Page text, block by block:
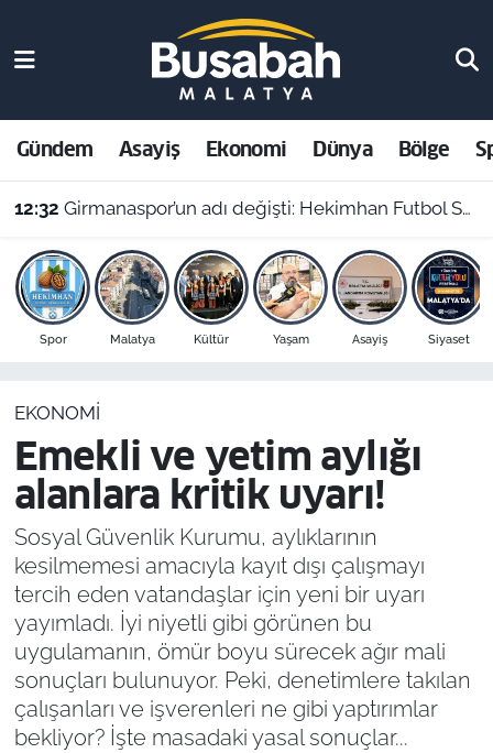
Gündem Asayiş Ekonomi Dünya Bölge
12:32 Girmanaspor’un adı değişti: Hekimhan Futbol Spor Kulübü geliyor
Spor Malatya Kültür Yaşam Asayiş Siyaset
EKONOMI
Emekli ve yetim aylığı
alanlara kritik uyarı!
Sosyal Güvenlik Kurumu, aylıklarının
kesilmemesi amacıyla kayıt dışı çalışmayı
tercih eden vatandaşlar için yeni bir uyarı
yayımladı. İyi niyetli gibi görünen bu
uygulamanın, ömür boyu sürecek ağır mali
sonuçları bulunuyor. Peki, denetimlere takılan
çalışanları ve işverenleri ne gibi yaptırımlar
bekliyor? İşte masadaki yasal sonuçlar...
Asayiş
Ekonomi
Dünya
Bölge
Resmi İlanlar
Malatya Nöbetçi Eczaneler
Malatya Hava Durumu
Malatya Namaz Vakitleri
Malatya Trafik Yoğunluk Haritası
Süper Lig Puan Durumu ve Fikstür
Son Dakika Haberleri
Haber Arşivi